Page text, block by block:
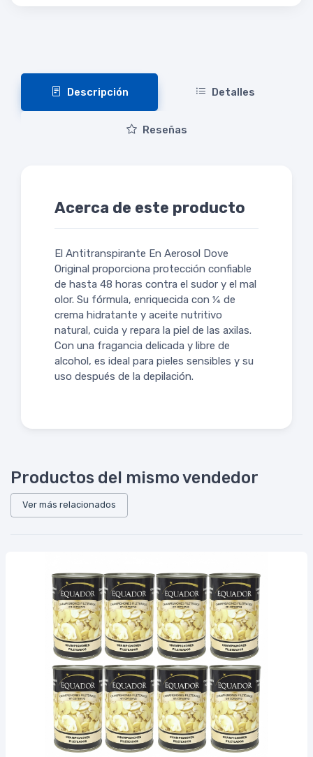
Descripción Detalles
Reseñas
Acerca de este producto
El Antitranspirante En Aerosol Dove
Original proporciona protección confiable
de hasta 48 horas contra el sudor y el mal
olor. Su fórmula, enriquecida con ¼ de
crema hidratante y aceite nutritivo
natural, cuida y repara la piel de las axilas.
Con una fragancia delicada y libre de
alcohol, es ideal para pieles sensibles y su
uso después de la depilación.
Productos del mismo vendedor
Ver más relacionados